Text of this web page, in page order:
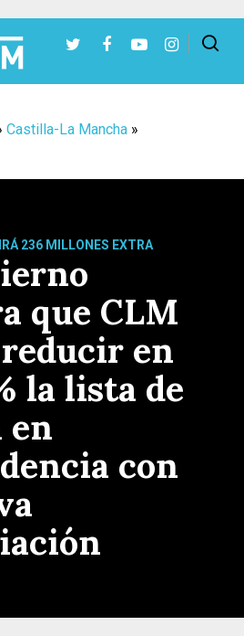
Castilla-La Mancha »
236 MILLONES EXTRA
que CLM
en
la lista de
en
con